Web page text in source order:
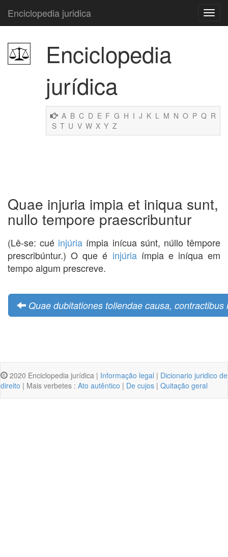
Enciclopedia juridica
Enciclopedia
jurídica
A B C D E F G H I J K L M N O P Q R
S T U V W X Y Z
Quae injuria impia et iniqua sunt,
nullo tempore praescribuntur
(Lê-se: cué injúria ímpia inícua súnt, núllo têmpore
prescribúntur.) O que é injúriaímpia e iníqua em
tempo algum prescreve.
Quae dubitationes tollendae causa, contractibus
2020 Enciclopedia jurídica | Informação legal | Dicionario juridico de
direito | Mais verbetes : Ato autêntico | De cujos | Quitação geral